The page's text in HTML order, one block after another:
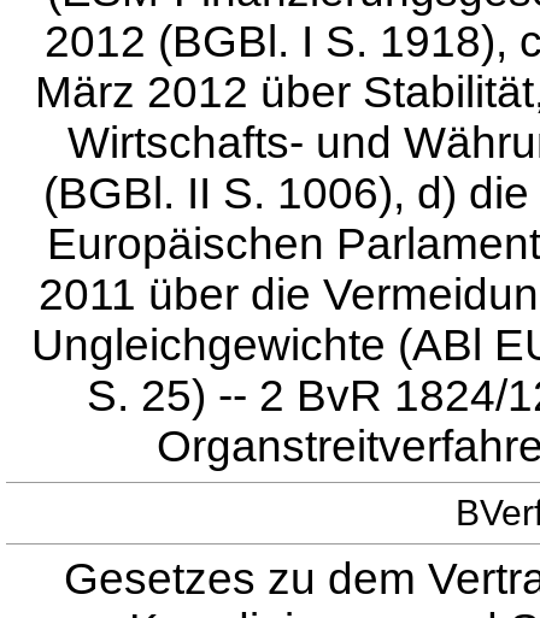
2012 (BGBl. I S. 1918),
März 2012 über
Wirtschafts- und
(BGBl. II S. 1006), d)
Europäischen
2011 über die
Ungleichgewichte (ABl
S. 25) -- 2 BvR 1824/
Gesetzes zu dem